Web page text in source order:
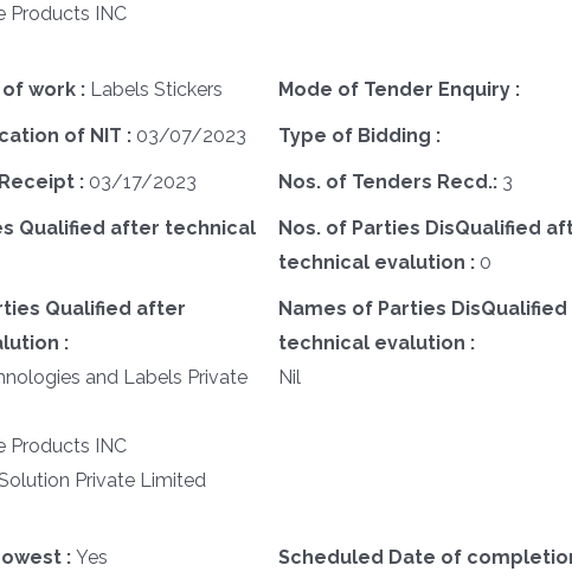
Products INC
work : Labels Stickers Mode of Tender Enquiry :
of NIT : 03/07/2023 Type of Bidding :
: 03/17/2023 Nos. of Tenders Recd.: 3
Qualified after technical
Nos. of Parties DisQualified
technical evalution : 0
Qualified after
:
and Labels Private
Products INC
Private Limited
Names of Parties
technical evalution :
Nil
: Yes
Scheduled Date of